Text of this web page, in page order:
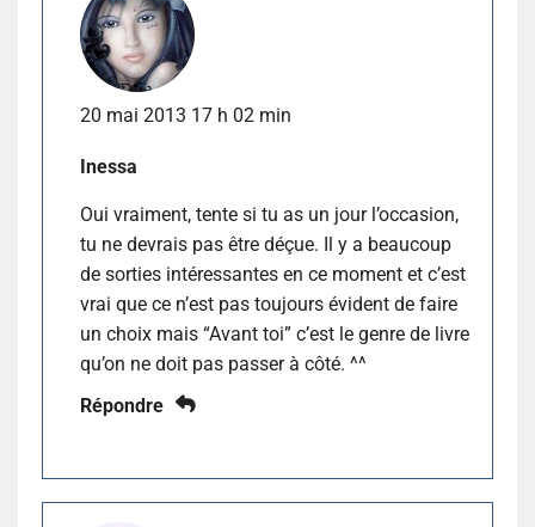
20 mai 2013 17 h 02 min
Inessa
Oui vraiment, tente si tu as un jour l’occasion,
tu ne devrais pas être déçue. Il y a beaucoup
de sorties intéressantes en ce moment et c’est
vrai que ce n’est pas toujours évident de faire
un choix mais “Avant toi” c’est le genre de livre
qu’on ne doit pas passer à côté. ^^
Répondre